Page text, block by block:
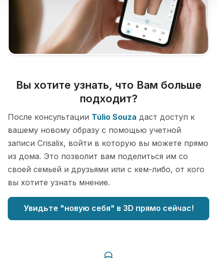
Вы хотите узнать, что Вам больше
подходит?
После консультации Túlio Souza даст доступ к
вашему новому образу с помощью учетной
записи Crisalix, войти в которую вы можете прямо
из дома. Это позволит вам поделиться им со
своей семьей и друзьями или с кем-либо, от кого
вы хотите узнать мнение.
Увидьте "новую себя" в 3D прямо сейчас!